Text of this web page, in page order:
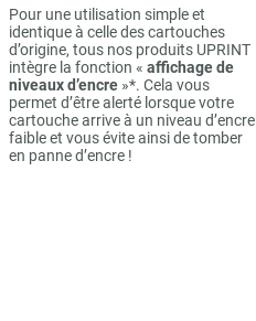
Pour une utilisation simple et
identique à celle des cartouches
d’origine, tous nos produits UPRINT
intègre la fonction « affichage de
niveaux d’encre »*. Cela vous
permet d’être alerté lorsque votre
cartouche arrive à un niveau d’encre
faible et vous évite ainsi de tomber
en panne d’encre !